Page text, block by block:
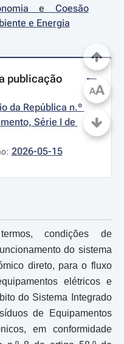
e Coesão
e Energia
publicação
da República n.º
Série I de
2026-05-15
condições de
do sistema
direto, para o fluxo
elétricos e
do Sistema Integrado
de Equipamentos
em conformidade
AA